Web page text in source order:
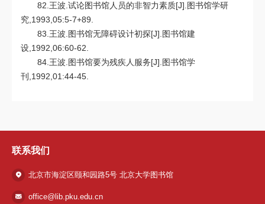
82.王波.试论图书馆人员的非智力素质[J].图书馆学研
究,1993,05:5-7+89.
83.王波.图书馆无障碍设计初探[J].图书馆建
设,1992,06:60-62.
84.王波.图书馆要为残疾人服务[J].图书馆学
刊,1992,01:44-45.
联系我们
北京市海淀区颐和园路5号 北京大学图书馆
office@lib.pku.edu.cn